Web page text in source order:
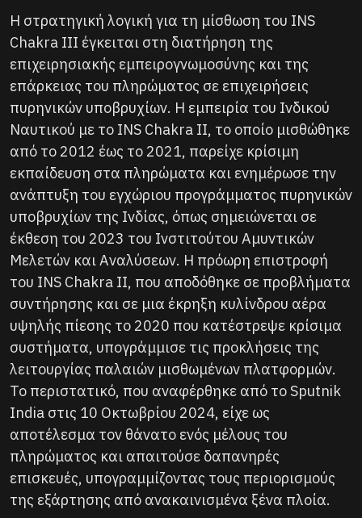
Η στρατηγική λογική για τη μίσθωση του INS
Chakra III έγκειται στη διατήρηση της
επιχειρησιακής εμπειρογνωμοσύνης και της
επάρκειας του πληρώματος σε επιχειρήσεις
πυρηνικών υποβρυχίων. Η εμπειρία του Ινδικού
Ναυτικού με το INS Chakra II, το οποίο μισθώθηκε
από το 2012 έως το 2021, παρείχε κρίσιμη
εκπαίδευση στα πληρώματα και ενημέρωσε την
ανάπτυξη του εγχώριου προγράμματος πυρηνικών
υποβρυχίων της Ινδίας, όπως σημειώνεται σε
έκθεση του 2023 του Ινστιτούτου Αμυντικών
Μελετών και Αναλύσεων. Η πρόωρη επιστροφή
του INS Chakra II, που αποδόθηκε σε προβλήματα
συντήρησης και σε μια έκρηξη κυλίνδρου αέρα
υψηλής πίεσης το 2020 που κατέστρεψε κρίσιμα
συστήματα, υπογράμμισε τις προκλήσεις της
λειτουργίας παλαιών μισθωμένων πλατφορμών.
Το περιστατικό, που αναφέρθηκε από το Sputnik
India στις 10 Οκτωβρίου 2024, είχε ως
αποτέλεσμα τον θάνατο ενός μέλους του
πληρώματος και απαιτούσε δαπανηρές
επισκευές, υπογραμμίζοντας τους περιορισμούς
της εξάρτησης από ανακαινισμένα ξένα πλοία.